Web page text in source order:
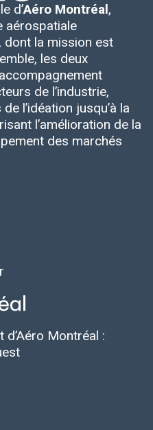
d’Aéro Montréal,
aérospatiale
dont la mission est
les deux
de l’industrie,
l’idéation jusqu’à la
l’amélioration de la
des marchés
d’Aéro Montréal :